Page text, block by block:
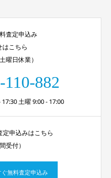
査定申込み
はこちら
曜日休業）
110-882
土曜 9:00 - 17:00
定申込みはこちら
受付）
無料査定申込み